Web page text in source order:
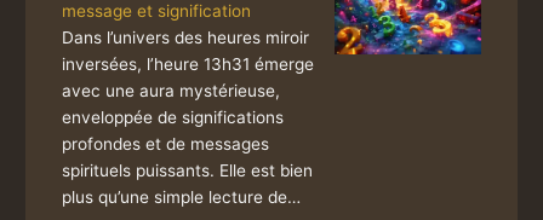
message et signification
Dans l’univers des heures miroir
inversées, l’heure 13h31 émerge
avec une aura mystérieuse,
enveloppée de significations
profondes et de messages
spirituels puissants. Elle est bien
plus qu’une simple lecture de…